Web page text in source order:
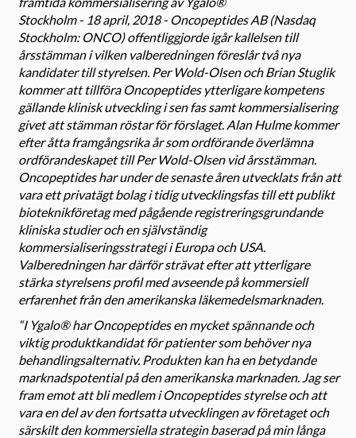
Stockholm - 18 april, 2018 - Oncopeptides AB (Nasdaq
Stockholm: ONCO) offentliggjorde igår kallelsen till
årsstämman i vilken valberedningen föreslår två nya
kandidater till styrelsen. Per Wold-Olsen och Brian Stuglik
kommer att tillföra Oncopeptides ytterligare kompetens
gällande klinisk utveckling i sen fas samt kommersialisering
givet att stämman röstar för förslaget. Alan Hulme kommer
efter åtta framgångsrika år som ordförande överlämna
ordförandeskapet till Per Wold-Olsen vid årsstämman.
Oncopeptides har under de senaste åren utvecklats från att
vara ett privatägt bolag i tidig utvecklingsfas till ett publikt
bioteknikföretag med pågående registreringsgrundande
kliniska studier och en självständig
kommersialiseringsstrategi i Europa och USA.
Valberedningen har därför strävat efter att ytterligare
stärka styrelsens profil med avseende på kommersiell
erfarenhet från den amerikanska läkemedelsmarknaden.
“I Ygalo® har Oncopeptides en mycket spännande och
viktig produktkandidat för patienter som behöver nya
behandlingsalternativ. Produkten kan ha en betydande
marknadspotential på den amerikanska marknaden. Jag ser
fram emot att bli medlem i Oncopeptides styrelse och att
vara en del av den fortsatta utvecklingen av företaget och
särskilt den kommersiella strategin baserad på min långa